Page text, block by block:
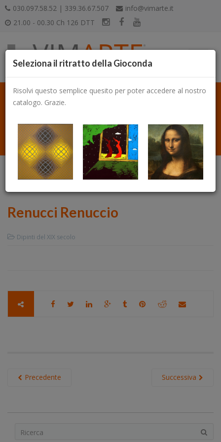
030.097.58.52 | 339.36.67.507
info@vimarte.it
21.00 - 00.30 Ch 126 DTT
Renucci Renuccio
Dipinti del XIX secolo
Successiva
Precedente
Seleziona il ritratto della Gioconda
Risolvi questo semplice quesito per poter accedere al nostro
catalogo. Grazie.